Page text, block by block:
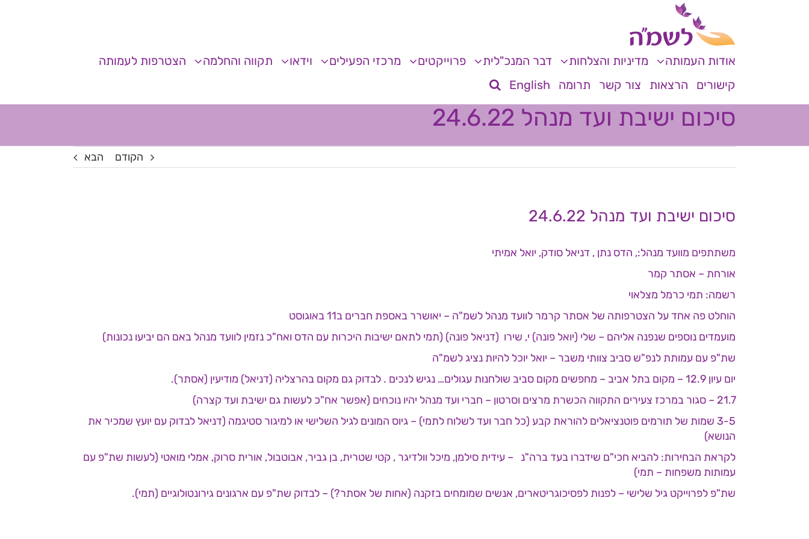
אודות העמותה מדיניות והצלחות דבר המנכ"לית פרוייקטים מרכזי הפעילים וידאו תקווה והחלמה
הצטרפות לעמותה
קישורים
הרצאות צור קשר תרומה English
סיכום ישיבת ועד מנהל 24.6.22
הקודם הבא
סיכום ישיבת ועד מנהל 24.6.22
משתתפים מוועד מנהל:, הדס נתן , דניאל סודק, יואל אמיתי
אורחת – אסתר קמר
רשמה: תמי כרמל מצלאוי
הוחלט פה אחד על הצטרפותה של אסתר קרמר לוועד מנהל לשמ"ה – יאושרר באספת חברים ב11 באוגוסט
מועמדים נוספים שנפנה אליהם – שלי (יואל פונה) י, שירו (דניאל פונה) (תמי לתאם ישיבות היכרות עם הדס ואח"כ נזמין לוועד מנהל באם הם יביעו נכונות)
שת"פ עם עמותת לנפ"ש סביב צוותי משבר – יואל יוכל להיות נציג לשמ"ה
יום עיון 12.9 – מקום בתל אביב – מחפשים מקום סביב שולחנות עגולים… נגיש לנכים . לבדוק גם מקום בהרצליה (דניאל) מודיעין (אסתר).
21.7 – סגור במרכז צעירים התקווה הכשרת מרצים וסרטון – חברי ועד מנהל יהיו נוכחים (אפשר אח"כ לעשות גם ישיבת ועד קצרה)
3-5 שמות של תורמים פוטנציאלים להוראת קבע (כל חבר ועד לשלוח לתמי) – גיוס המונים לגיל השלישי או למיגור סטיגמה (דניאל לבדוק עם יועץ שמכיר את
הנושא)
לקראת הבחירות: להביא חכי"ם שידברו בעד ברה"נ – עידית סילמן, מיכל וולדיגר , קטי שטרית, בן גביר, אבוטבול, אורית סרוק, אמלי מואטי (לעשות שת"פ עם
עמותות משפחות – תמי)
שת"פ לפרוייקט גיל שלישי – לפנות לפסיכוגריטארים, אנשים שמומחים בזקנה (אחות של אסתר?) – לבדוק שת"פ עם ארגונים גירונטולוגיים (תמי).